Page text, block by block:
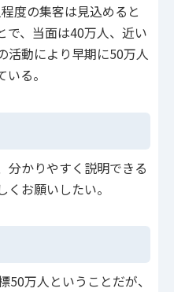
度の集客は見込めると
で、当面は40万人、近い
活動により早期に50万人
る。
かりやすく説明できる
お願いしたい。
万人ということだが、